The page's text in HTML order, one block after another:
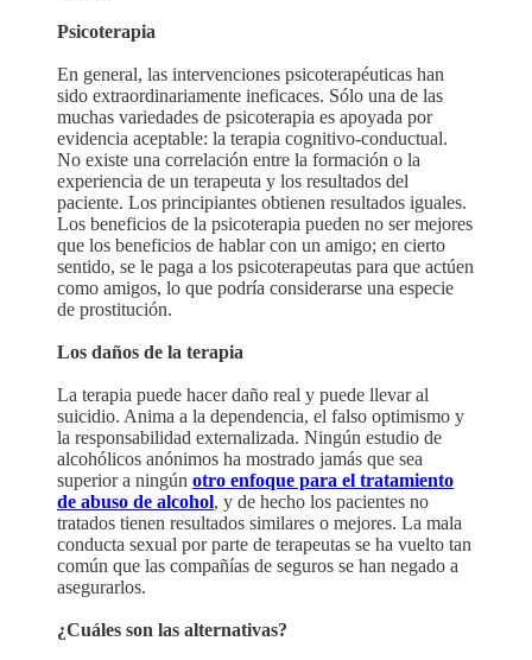
Psicoterapia
En general, las intervenciones psicoterapéuticas han
sido extraordinariamente ineficaces. Sólo una de las
muchas variedades de psicoterapia es apoyada por
evidencia aceptable: la terapia cognitivo-conductual.
No existe una correlación entre la formación o la
experiencia de un terapeuta y los resultados del
paciente. Los principiantes obtienen resultados iguales.
Los beneficios de la psicoterapia pueden no ser mejores
que los beneficios de hablar con un amigo; en cierto
sentido, se le paga a los psicoterapeutas para que actúen
como amigos, lo que podría considerarse una especie
de prostitución.
Los daños de la terapia
La terapia puede hacer daño real y puede llevar al
suicidio. Anima a la dependencia, el falso optimismo y
la responsabilidad externalizada. Ningún estudio de
alcohólicos anónimos ha mostrado jamás que sea
superior a ningún otro enfoque para el tratamiento
de abuso de alcohol, y de hecho los pacientes no
tratados tienen resultados similares o mejores. La mala
conducta sexual por parte de terapeutas se ha vuelto tan
común que las compañías de seguros se han negado a
asegurarlos.
¿Cuáles son las alternativas?